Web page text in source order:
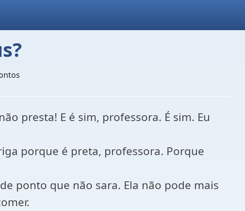
presta! E é sim, professora. É sim. Eu
porque é preta, professora. Porque
ponto que não sara. Ela não pode mais